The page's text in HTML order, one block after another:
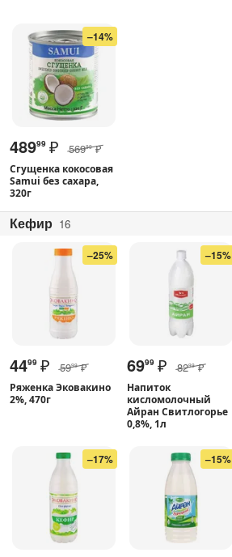
–14%
48999 ₽ 56999 ₽
Сгущенка кокосовая
Samui без сахара,
320г
Кефир 16
–25%
4499 ₽ 5999 ₽
Ряженка Эковакино
2%, 470г
–15%
6999 ₽ 8299 ₽
Напиток
кисломолочный
Айран Свитлогорье
0,8%, 1л
–17% –15%